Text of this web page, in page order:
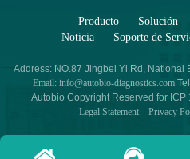
Producto Solución
Noticia
Soporte de
Address: NO.87 Jingbei Yi Rd, National
Email: info@autobio-diagnostics.com
Autobio Copyright Reserved for
Legal Statement
Privacy